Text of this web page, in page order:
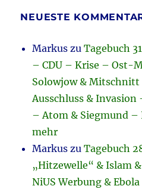
NEUESTE
Markus zuTagebuch
– CDU – Krise – Ost-
Solowjow &
Ausschluss &
– Atom & Siegmund –
mehr
Markus zuTagebuch
„Hitzewelle“ & Islam
NiUS Werbung &